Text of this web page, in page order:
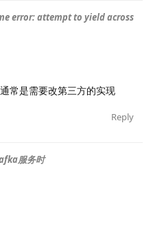
error: attempt to yield across
常是需要改第三方的实现
Reply
服务时